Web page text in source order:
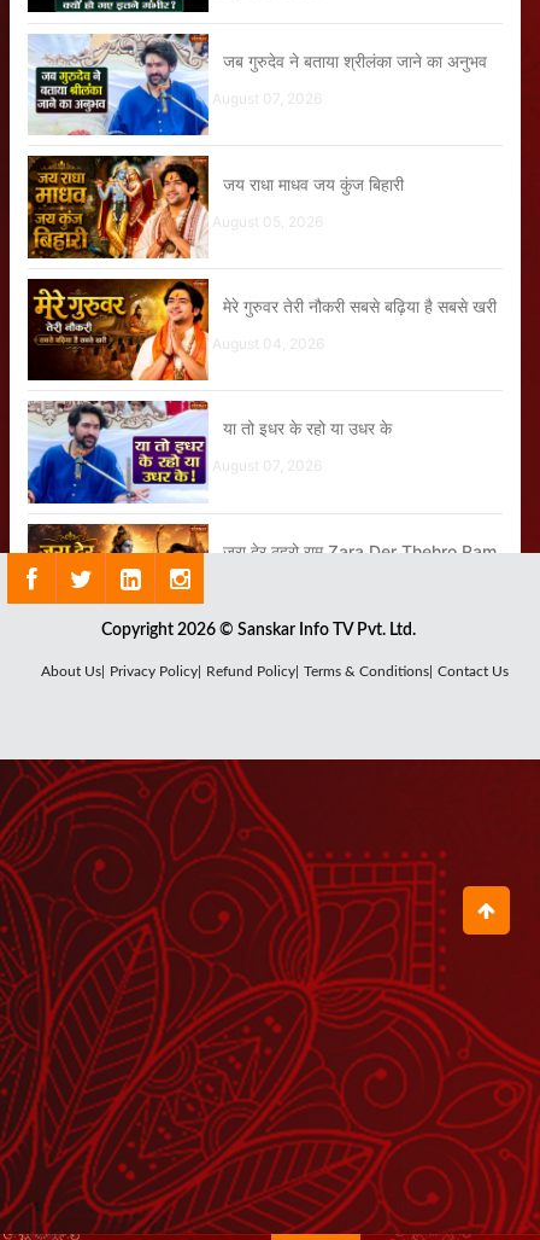
जब गुरुदेव ने बताया श्रीलंका जाने का अनुभव
August 07, 2026
जय राधा माधव जय कुंज बिहारी
August 05, 2026
मेरे गुरुवर तेरी नौकरी सबसे बढ़िया है सबसे खरी
August 04, 2026
या तो इधर के रहो या उधर के
August 07, 2026
जरा देर ठहरो राम Zara Der Thehro Ram
तुम्हारे बेटे का नशा छूटेगा, छूटेगा, छूटेगा
जब गुरुदेव ने इस चेले को उठवाकर मंच पर बुला
लिया
August 03, 2026
हमारा Mindset नकारात्मक नहीं, सकारात्मक
हो
August 06, 2026
जब गुरु पूर्णिमा पर गुरुदेव ने भक्तों को दी यह
सूचना
August 03, 2026
राम सेतु क्या है?
August 06, 2026
Copyright 2026 © Sanskar Info TV Pvt. Ltd.
About Us| Privacy Policy| Refund Policy| Terms & Conditions| Contact Us